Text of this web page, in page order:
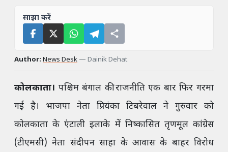
साझा करें
Author: News Desk — Dainik Dehat
कोलकाता। पश्चिम बंगाल की राजनीति एक बार फिर गरमा
गई है। भाजपा नेता प्रियंका टिबरेवाल ने गुरुवार को
कोलकाता के एंटाली इलाके में निष्कासित तृणमूल कांग्रेस
(टीएमसी) नेता संदीपन साहा के आवास के बाहर विरोध